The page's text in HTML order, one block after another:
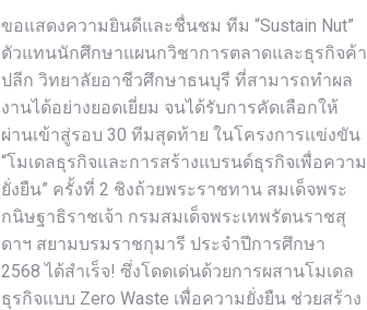
ขอแสดงความยินดีและชื่นชม ทีม “Sustain Nut”
ตัวแทนนักศึกษาแผนกวิชาการตลาดและธุรกิจค้า
ปลีก วิทยาลัยอาชีวศึกษาธนบุรี ที่สามารถทำผล
งานได้อย่างยอดเยี่ยม จนได้รับการคัดเลือกให้
ผ่านเข้าสู่รอบ 30 ทีมสุดท้าย ในโครงการแข่งขัน
“โมเดลธุรกิจและการสร้างแบรนด์ธุรกิจเพื่อความ
ยั่งยืน” ครั้งที่ 2 ชิงถ้วยพระราชทาน สมเด็จพระ
กนิษฐาธิราชเจ้า กรมสมเด็จพระเทพรัตนราชสุ
ดาฯ สยามบรมราชกุมารี ประจำปีการศึกษา
2568 ได้สำเร็จ! ซึ่งโดดเด่นด้วยการผสานโมเดล
ธุรกิจแบบ Zero Waste เพื่อความยั่งยืน ช่วยสร้าง